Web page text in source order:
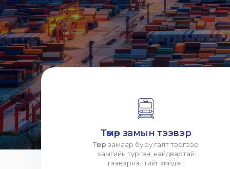
Төмөр замын тээвэр
Төмөр замаар буюу галт тэргээр
хамгийн түргэн, найдвартай
тээвэрлэлтийг хийдэг.